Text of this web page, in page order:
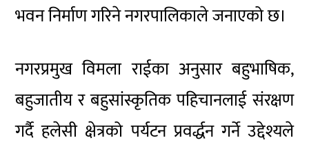
भवन निर्माण गरिने नगरपालिकाले जनाएको छ।
नगरप्रमुख विमला राईका अनुसार बहुभाषिक,
बहुजातीय र बहुसांस्कृतिक पहिचानलाई संरक्षण
गर्दै हलेसी क्षेत्रको पर्यटन प्रवर्द्धन गर्ने उद्देश्यले